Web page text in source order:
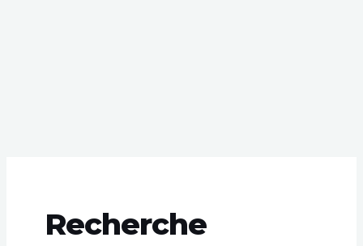
Recherche